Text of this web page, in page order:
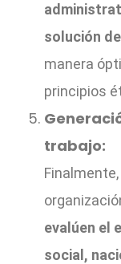
solución
manera
principios
trabajo:
evalúen el
social,